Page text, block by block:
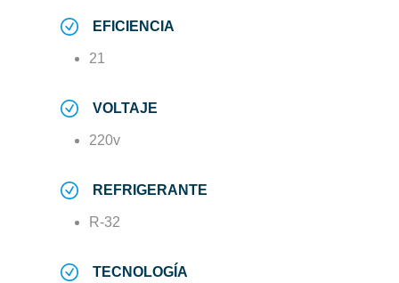
EFICIENCIA
21
VOLTAJE
220v
REFRIGERANTE
R-32
TECNOLOGÍA